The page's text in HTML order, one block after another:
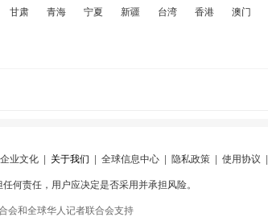
甘肃 青海 宁夏 新疆 台湾 香港 澳门
企业文化| 关于我们 全球信息中心| 隐私政策| 使用协议
心|违规举报
何责任，用户应决定是否采用并承担风险。
会和全球华人记者联合会支持